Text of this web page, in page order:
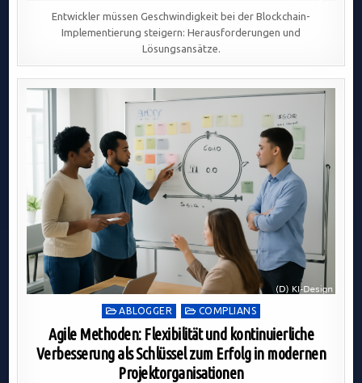
Entwickler müssen Geschwindigkeit bei der Blockchain-
Implementierung steigern: Herausforderungen und
Lösungsansätze.
Posted
in
ABLOGGER COMPLIANS
Agile Methoden: Flexibilität und kontinuierliche
Verbesserung als Schlüssel zum Erfolg in modernen
Projektorganisationen